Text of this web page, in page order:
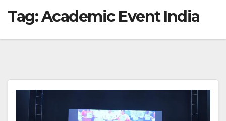
Tag:Academic Event India